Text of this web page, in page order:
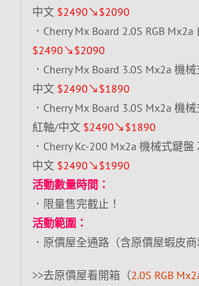
中文 $2490↘$2090
．Cherry Mx Board 2.0S RGB
$2490↘$2090
．Cherry Mx Board 3.0S Mx2a 機
中文 $2490↘$1890
．Cherry Mx Board 3.0S Mx2a 機
紅軸/中文 $2490↘$1890
．Cherry Kc-200 Mx2a 機械式鍵
中文$2490↘$1990
活動數量時間：
．限量售完截止！
活動範圍：
．原價屋全通路（含原價屋蝦皮商
>>去原價屋看開箱（2.0S RGB